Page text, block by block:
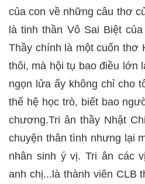
của con về những câu thơ
là tinh thần Vô Sai Biệt
Thầy chính là một cuốn thơ
thôi, mà hội tụ bao điều lớn
ngọn lửa ấy không chỉ cho
thế hệ học trò, biết bao
chương.Tri ân thầy Nhật
chuyện thân tình nhưng lại
nhân sinh ý vị. Tri ân các
anh chị...là thành viên CLB